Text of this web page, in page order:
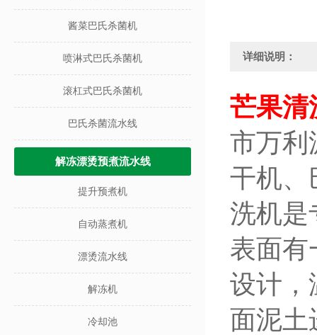
酱菜巴氏杀菌机
喷淋式巴氏杀菌机
滚杠式巴氏杀菌机
巴氏杀菌流水线
解冻漂烫预煮流水线
提升预煮机
自动蒸煮机
漂烫流水线
解冻机
冷却池
详细说明：
芒果清
市万利
干机、
洗机是
表面有
设计，
面泥土